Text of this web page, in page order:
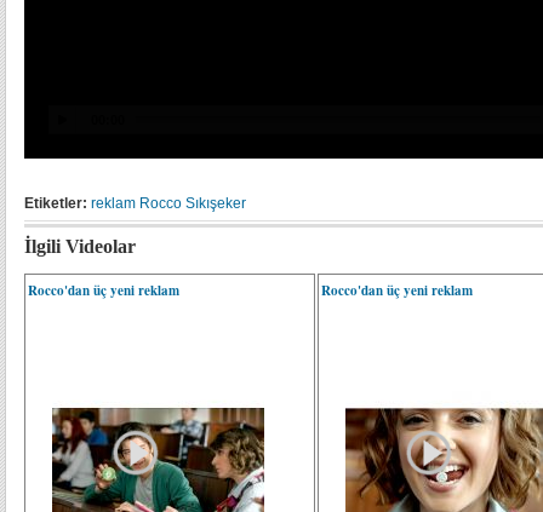
Etiketler: reklam Rocco Sıkışeker
İlgili Videolar
Rocco'dan üç yeni reklam Rocco'dan üç yeni reklam